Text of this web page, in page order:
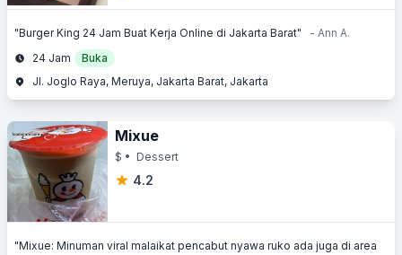
"Burger King 24 Jam Buat Kerja Online di Jakarta Barat"
- Ann A.
24 Jam
Buka
Jl. Joglo Raya, Meruya, Jakarta Barat, Jakarta
Mixue
$ • Dessert
4.2
"Mixue: Minuman viral malaikat pencabut nyawa ruko ada juga di area